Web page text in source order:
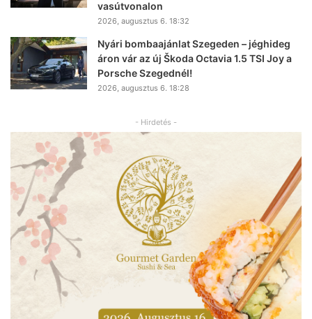
vasútvonalon
2026, augusztus 6. 18:32
Nyári bombaajánlat Szegeden – jéghideg
áron vár az új Škoda Octavia 1.5 TSI Joy a
Porsche Szegednél!
2026, augusztus 6. 18:28
- Hirdetés -